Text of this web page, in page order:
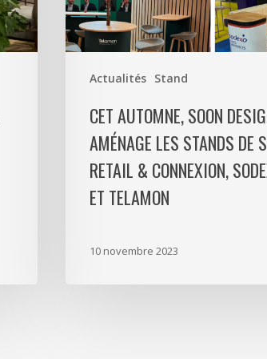
Actualités Stand
de
SNCF
Retail
Sodexo,
SOPIC
Telamon
CET AUTOMNE, SOON
AMÉNAGE LES STANDS DE
RETAIL & CONNEXION,
ET TELAMON
10 novembre 2023